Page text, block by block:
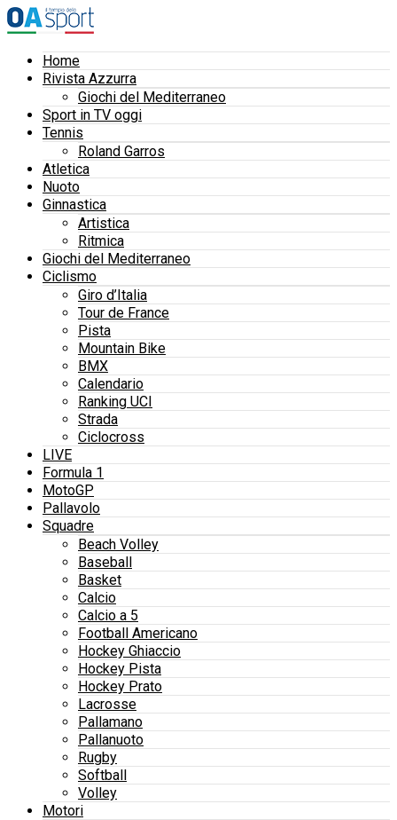
Home
Rivista Azzurra
Giochi del Mediterraneo
Sport in TV oggi
Tennis
Roland Garros
Atletica
Nuoto
Ginnastica
Artistica
Ritmica
Giochi del Mediterraneo
Ciclismo
Giro d’Italia
Tour de France
Pista
Mountain Bike
BMX
Calendario
Ranking UCI
Strada
Ciclocross
LIVE
Formula 1
MotoGP
Pallavolo
Squadre
Beach Volley
Baseball
Basket
Calcio
Calcio a 5
Football Americano
Hockey Ghiaccio
Hockey Pista
Hockey Prato
Lacrosse
Pallamano
Pallanuoto
Rugby
Softball
Volley
Motori